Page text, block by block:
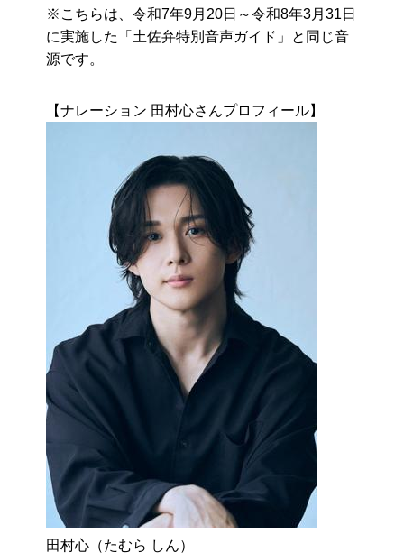
※こちらは、令和7年9月20日～令和8年3月31日
に実施した「土佐弁特別音声ガイド」と同じ音
源です。
【ナレーション 田村心さんプロフィール】
田村心（たむら しん）